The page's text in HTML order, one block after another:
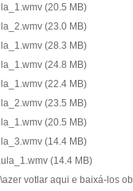
(20.5 MB)
(23.0 MB)
(28.3 MB)
(24.8 MB)
(22.4 MB)
(23.5 MB)
(20.5 MB)
(14.4 MB)
(14.4 MB)
votlar aqui e baixá-los